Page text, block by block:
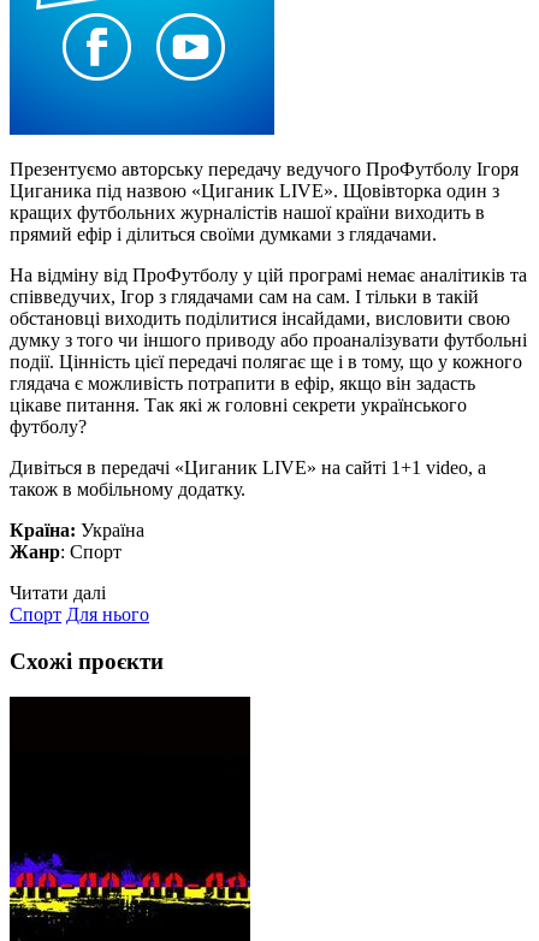
Презентуємо авторську передачу ведучого ПроФутболу Ігоря
Циганика під назвою «Циганик LIVE». Щовівторка один з
кращих футбольних журналістів нашої країни виходить в
прямий ефір і ділиться своїми думками з глядачами.
На відміну від ПроФутболу у цій програмі немає аналітиків та
співведучих, Ігор з глядачами сам на сам. І тільки в такій
обстановці виходить поділитися інсайдами, висловити свою
думку з того чи іншого приводу або проаналізувати футбольні
події. Цінність цієї передачі полягає ще і в тому, що у кожного
глядача є можливість потрапити в ефір, якщо він задасть
цікаве питання. Так які ж головні секрети українського
футболу?
Дивіться в передачі «Циганик LIVE» на сайті 1+1 video, а
також в мобільному додатку.
Країна: Україна
Жанр: Спорт
Читати далі
Спорт Для нього
Схожі проєкти